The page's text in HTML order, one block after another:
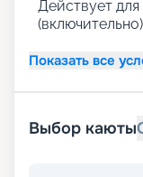
Действует для
Показать все
Выбор каюты